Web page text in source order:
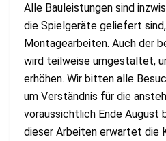
Alle Bauleistungen sind
die Spielgeräte geliefert
Montagearbeiten. Auch der
wird teilweise umgestaltet,
erhöhen. Wir bitten alle
um Verständnis für die
voraussichtlich Ende August
dieser Arbeiten erwartet die